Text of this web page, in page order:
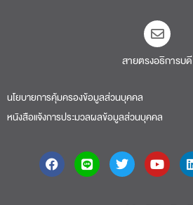
สายตรงอธิการบดี​
นโยบายการคุ้มครองข้อมูลส่วนบุคคล
หนังสือแจ้งการประมวลผลข้อมูลส่วนบุคคล